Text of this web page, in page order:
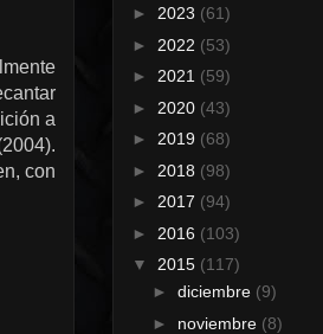
a
con
► 2023 (61)
► 2022 (53)
► 2021 (59)
► 2020 (43)
► 2019 (68)
► 2018 (98)
► 2017 (94)
► 2016 (103)
▼ 2015 (117)
► diciembre (9)
► noviembre (8)